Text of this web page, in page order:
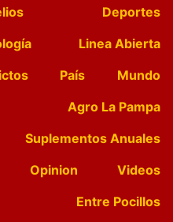
Deportes
Linea Abierta
País
Mundo
Agro La Pampa
Suplementos Anuales
Opinion
Videos
Entre Pocillos